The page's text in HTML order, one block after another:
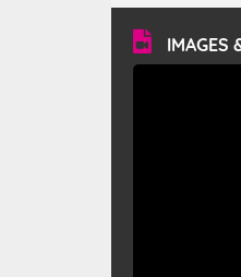
vitesse
en rafales,
du Rhône et la
méditerranéen
IMAGES